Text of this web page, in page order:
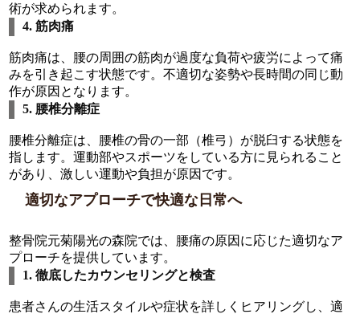
術が求められます。
4. 筋肉痛
筋肉痛は、腰の周囲の筋肉が過度な負荷や疲労によって痛
みを引き起こす状態です。不適切な姿勢や長時間の同じ動
作が原因となります。
5. 腰椎分離症
腰椎分離症は、腰椎の骨の一部（椎弓）が脱臼する状態を
指します。運動部やスポーツをしている方に見られること
があり、激しい運動や負担が原因です。
適切なアプローチで快適な日常へ
整骨院元菊陽光の森院では、腰痛の原因に応じた適切なア
プローチを提供しています。
1. 徹底したカウンセリングと検査
患者さんの生活スタイルや症状を詳しくヒアリングし、適